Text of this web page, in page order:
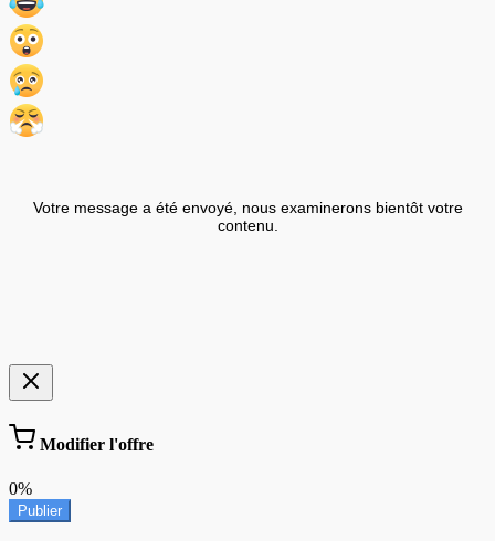
Votre message a été envoyé, nous examinerons bientôt votre
contenu.
Modifier l'offre
0%
Publier